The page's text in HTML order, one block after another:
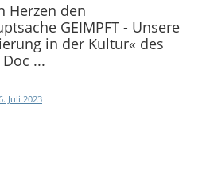
Herzen den
GEIMPFT - Unsere
in der Kultur« des
...
Juli 2023